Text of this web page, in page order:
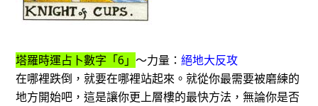
塔羅時運占卜數字「6」 ～力量： 絕地大反攻
在哪裡跌倒，就要在哪裡站起來。就從你最需要被磨練的
地方開始吧，這是讓你更上層樓的最快方法，無論你是否